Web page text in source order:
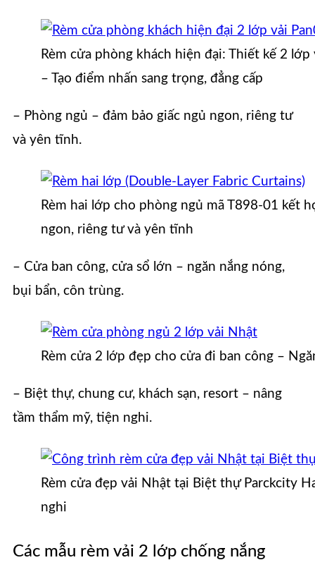
Rèm cửa phòng khách hiện đại: Thiết kế 2
– Tạo điểm nhấn sang trọng, đẳng cấp
– Phòng ngủ – đảm bảo giấc ngủ ngon, riêng tư
và yên tĩnh.
Rèm hai lớp cho phòng ngủ mã T898-01 kết
ngon, riêng tư và yên tĩnh
– Cửa ban công, cửa sổ lớn – ngăn nắng nóng,
bụi bẩn, côn trùng.
Rèm cửa 2 lớp đẹp cho cửa đi ban công –
– Biệt thự, chung cư, khách sạn, resort – nâng
tầm thẩm mỹ, tiện nghi.
Rèm cửa đẹp vải Nhật tại Biệt thự Parckcity
nghi
Các mẫu rèm vải 2 lớp chống nắng